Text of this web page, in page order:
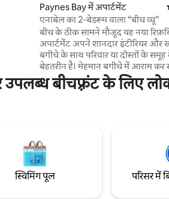
Paynes Bay में अपार्टमेंट
एनाबेल का 2-बेडरूम वाला “बीच व्यू”
बीच के ठीक सामने मौजूद यह नया
अपार्टमेंट अपने शानदार इंटीरियर और
बगीचे के साथ परिवार या दोस्तों के
बेहतरीन है। मेहमान बगीचे में आराम कर सकते हैं और
बारबेक्यू का मज़ा ले सकते हैं या
डूबने का नज़ारा देख सकते हैं। कछुओं के
सकें।
बीचफ़्रंट के लिए
स्विमिंग पूल परिसर में